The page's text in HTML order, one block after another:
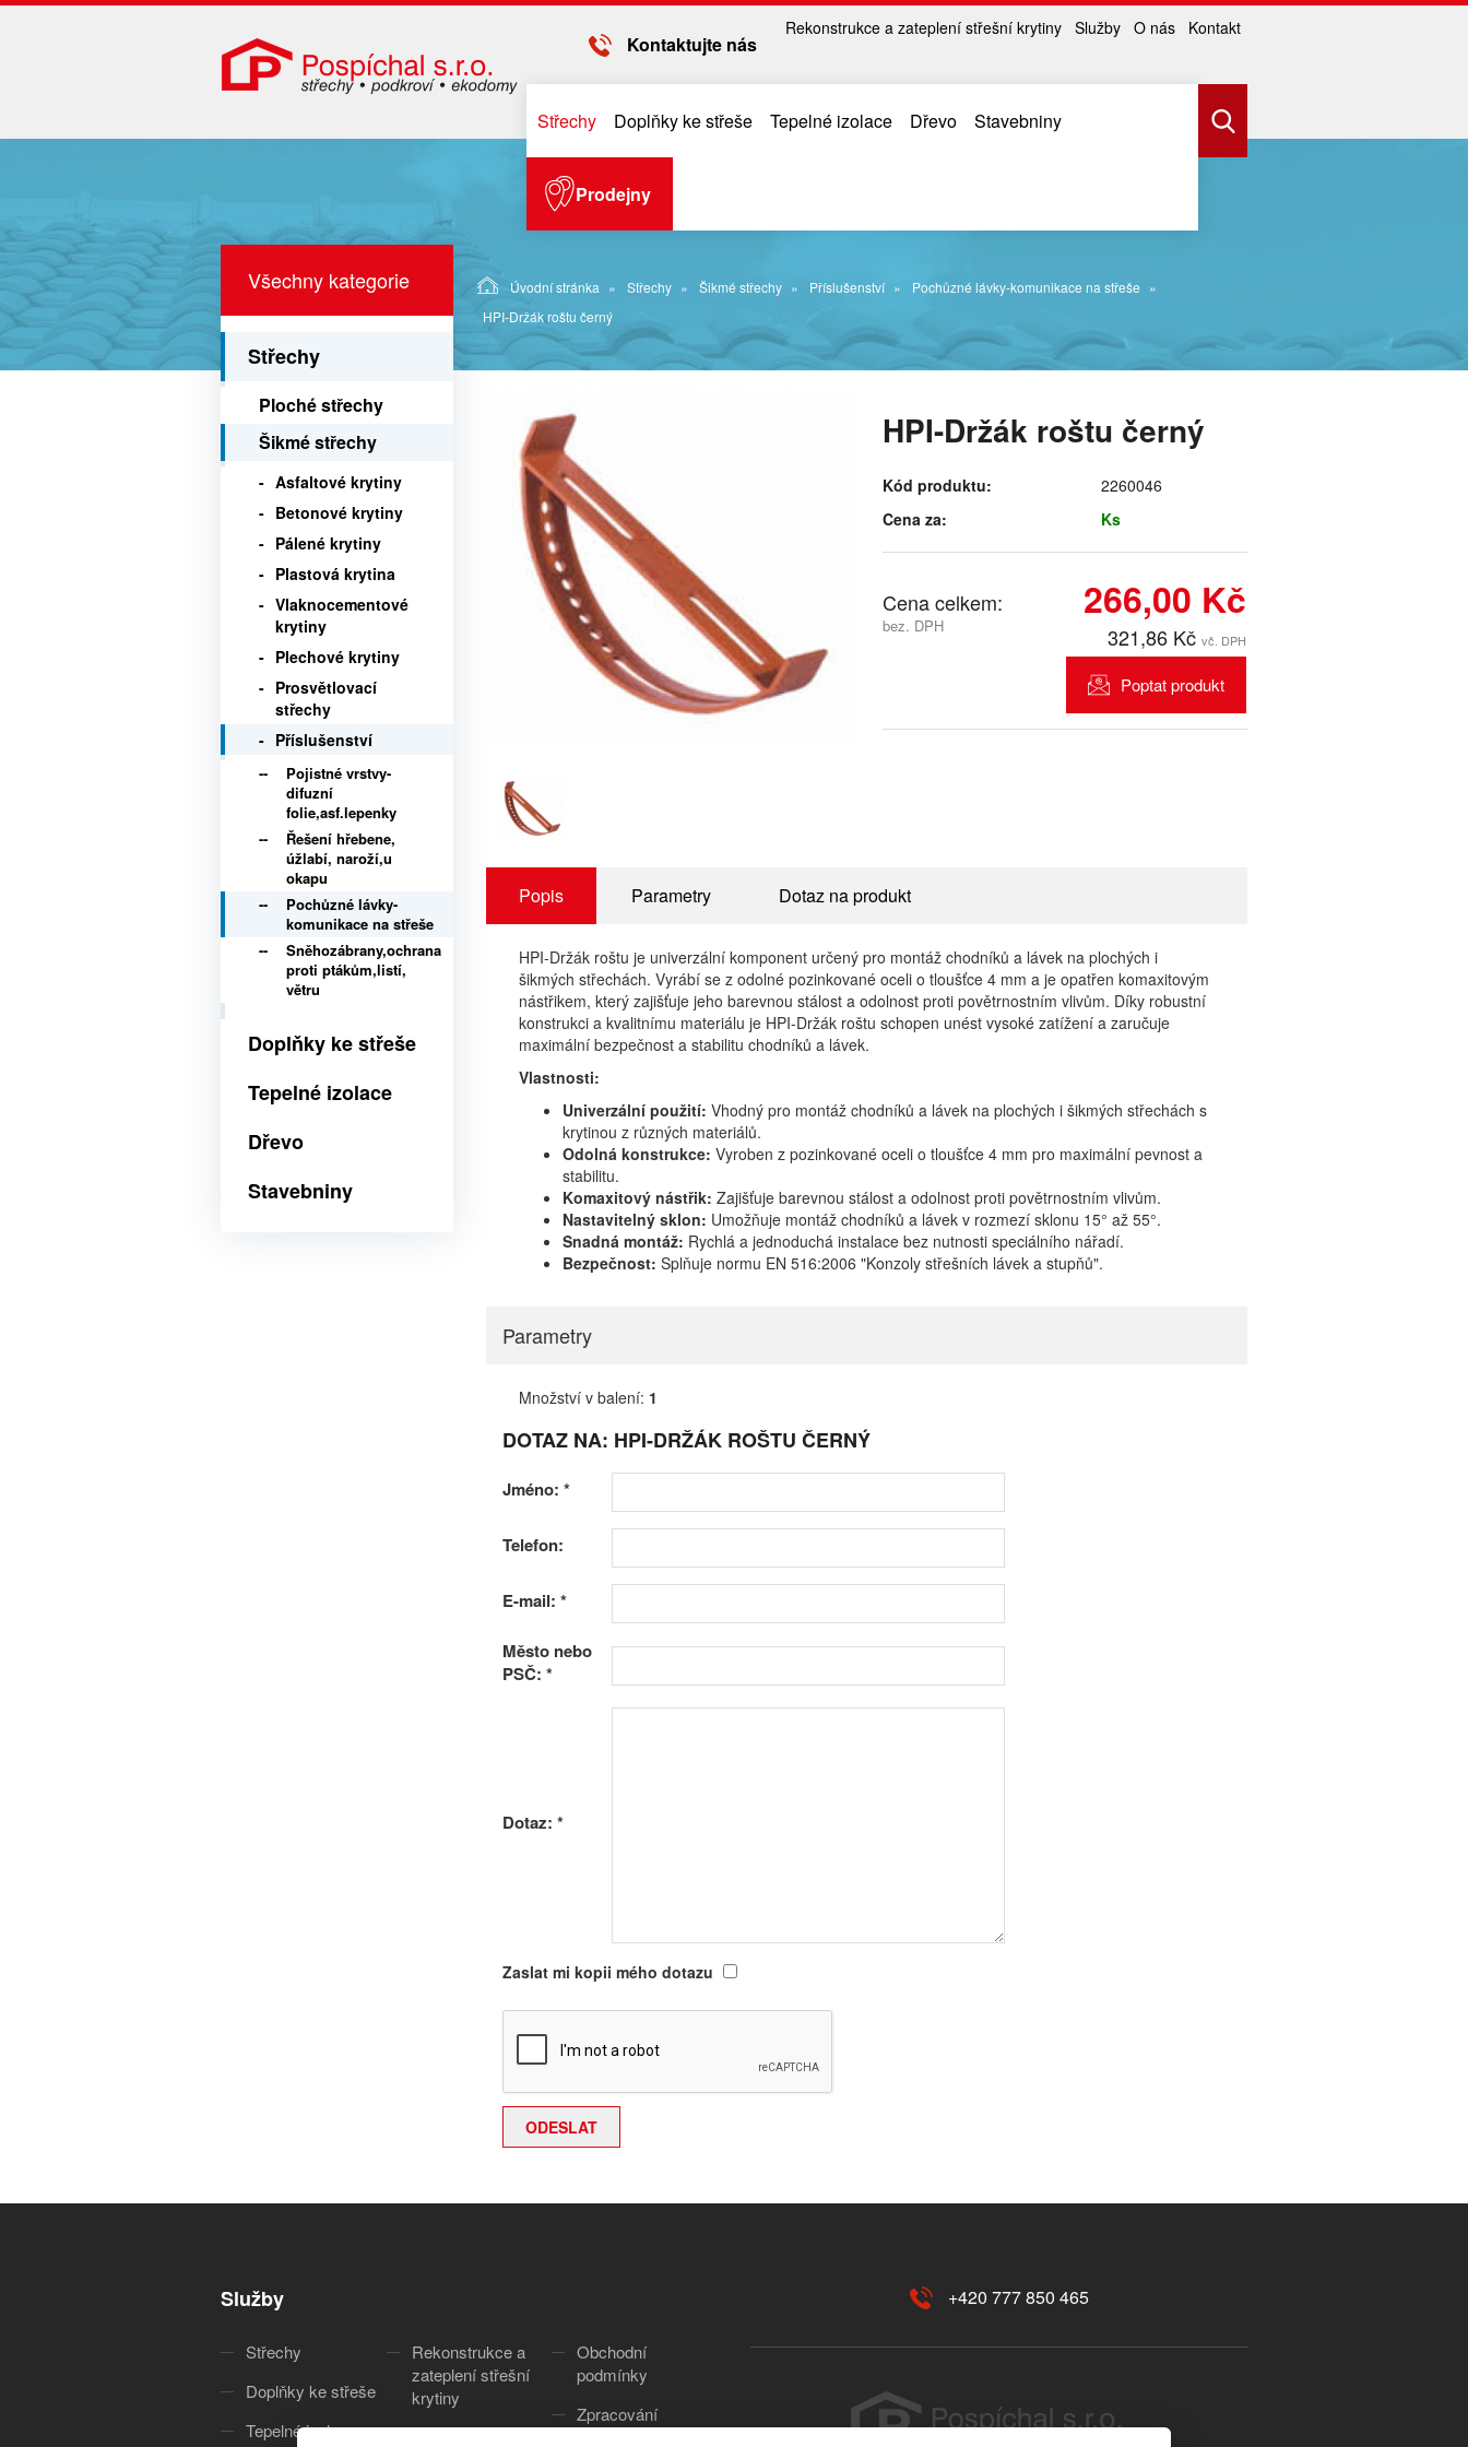
Rekonstrukce a zateplení střešní krytiny Služby O nás Kontakt
Kontaktujte nás
Střechy Doplňky ke střeše Tepelné izolace Dřevo Stavebniny
Prodejny
Úvodní stránka Střechy Šikmé střechy Příslušenství
Pochůzné lávky-komunikace na střeše
HPI-Držák roštu černý
Všechny kategorie
Střechy
Ploché střechy
Šikmé střechy
Asfaltové krytiny
Betonové krytiny
Pálené krytiny
Plastová krytina
Vlaknocementové
krytiny
Plechové krytiny
Prosvětlovací
střechy
Příslušenství
Pojistné vrstvy-
difuzní
folie,asf.lepenky
Řešení hřebene,
úžlabí, naroží,u
okapu
Pochůzné lávky-
komunikace na střeše
Sněhozábrany,ochrana
proti ptákům,listí,
větru
Doplňky ke střeše
Tepelné izolace
Dřevo
Stavebniny
HPI-Držák roštu černý
Kód produktu:
2260046
Cena za:
Ks
Cena celkem:
bez. DPH
266,00 Kč
321,86 Kčvč. DPH
Poptat produkt
Popis Parametry Dotaz na produkt
HPI-Držák roštu je univerzální komponent určený pro montáž chodníků a lávek na plochých i
šikmých střechách. Vyrábí se z odolné pozinkované oceli o tloušťce 4 mm a je opatřen komaxitovým
nástřikem, který zajišťuje jeho barevnou stálost a odolnost proti povětrnostním vlivům. Díky robustní
konstrukci a kvalitnímu materiálu je HPI-Držák roštu schopen unést vysoké zatížení a zaručuje
maximální bezpečnost a stabilitu chodníků a lávek.
Vlastnosti:
Univerzální použití: Vhodný pro montáž chodníků a lávek na plochých i šikmých střechách s
krytinou z různých materiálů.
Odolná konstrukce: Vyroben z pozinkované oceli o tloušťce 4 mm pro maximální pevnost a
stabilitu.
Komaxitový nástřik: Zajišťuje barevnou stálost a odolnost proti povětrnostním vlivům.
Nastavitelný sklon: Umožňuje montáž chodníků a lávek v rozmezí sklonu 15° až 55°.
Snadná montáž: Rychlá a jednoduchá instalace bez nutnosti speciálního nářadí.
Bezpečnost: Splňuje normu EN 516:2006 "Konzoly střešních lávek a stupňů".
Parametry
Množství v balení: 1
DOTAZ NA: HPI-DRŽÁK ROŠTU ČERNÝ
Jméno: *
Telefon:
E-mail: *
Město nebo
PSČ: *
Dotaz: *
Zaslat mi kopii mého dotazu
Služby
Střechy
Doplňky ke střeše
Tepelné izolace
Rekonstrukce a
zateplení střešní
krytiny
Obchodní
podmínky
Zpracování
+420 777 850 465